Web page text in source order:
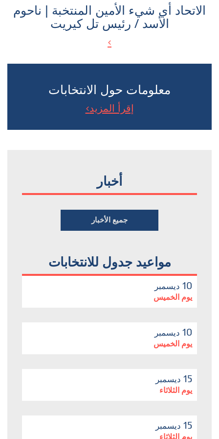
الاتحاد أي شيء الأمين المنتخبة | ناحوم
الأسد / رئيس تل كيريت
معلومات حول الانتخابات
إقرأ المزيد
أخبار
جميع الأخبار
مواعيد جدول للانتخابات
10 ديسمبر
يوم الخميس
10 ديسمبر
يوم الخميس
15 ديسمبر
يوم الثلاثاء
15 ديسمبر
يوم الثلاثاء